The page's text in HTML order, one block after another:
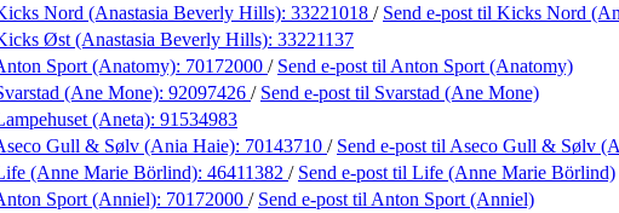
Nord (Anastasia Beverly Hills): 33221018 / Send e-post til Kicks Nord
Øst (Anastasia Beverly Hills): 33221137
Sport (Anatomy): 70172000 / Send e-post til Anton Sport (Anatomy)
(Ane Mone): 92097426 / Send e-post til Svarstad (Ane Mone)
(Aneta): 91534983
Gull & Sølv (Ania Haie): 70143710 / Send e-post til Aseco Gull & Sølv
(Anne Marie Börlind): 46411382 / Send e-post til Life (Anne Marie Börlind)
Sport (Anniel): 70172000 / Send e-post til Anton Sport (Anniel)